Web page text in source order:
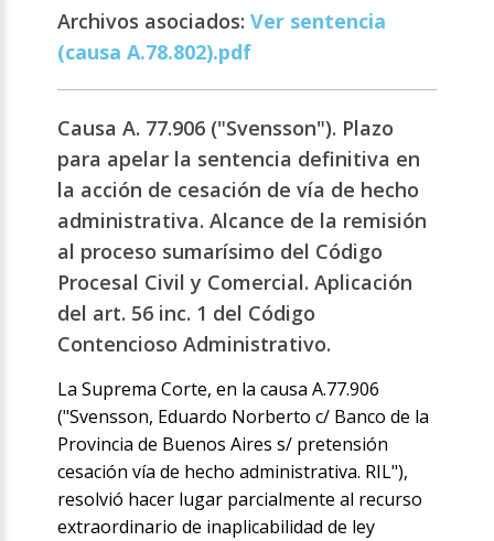
Archivos asociados:Ver sentencia
(causa A.78.802).pdf
Causa A. 77.906 ("Svensson"). Plazo
para apelar la sentencia definitiva en
la acción de cesación de vía de hecho
administrativa. Alcance de la remisión
al proceso sumarísimo del Código
Procesal Civil y Comercial. Aplicación
del art. 56 inc. 1 del Código
Contencioso Administrativo.
La Suprema Corte, en la causa A.77.906
("Svensson, Eduardo Norberto c/ Banco de la
Provincia de Buenos Aires s/ pretensión
cesación vía de hecho administrativa. RIL"),
resolvió hacer lugar parcialmente al recurso
extraordinario de inaplicabilidad de ley